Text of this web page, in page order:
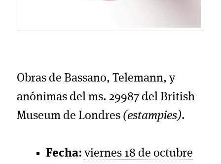
Obras de Bassano, Telemann, y
anónimas del ms. 29987 del British
Museum de Londres (estampies).
Fecha:viernes 18 de octubre